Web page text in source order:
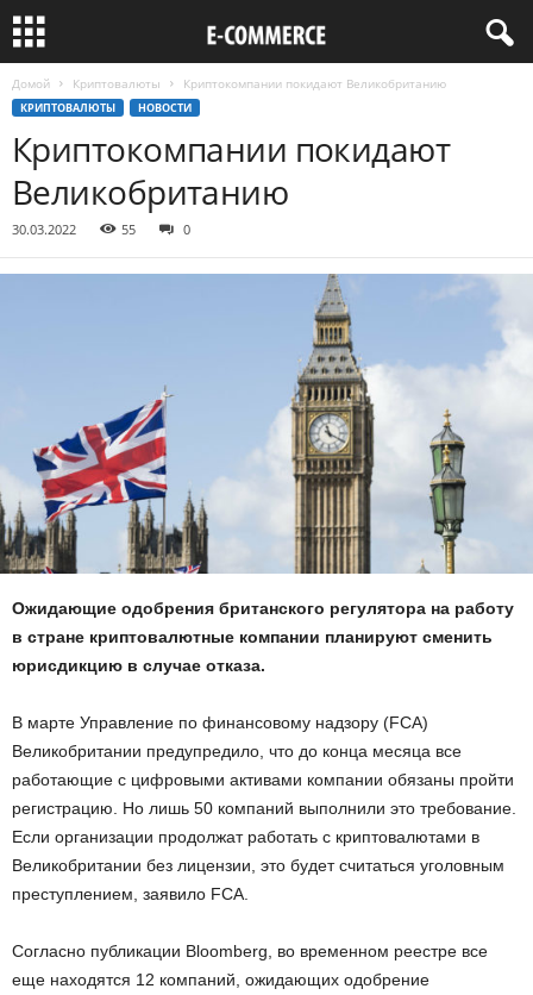
Домой Криптовалюты Криптокомпании покидают Великобританию
КРИПТОВАЛЮТЫ НОВОСТИ
Криптокомпании покидают
Великобританию
30.03.2022 55 0
Ожидающие одобрения британского регулятора на работу
в стране криптовалютные компании планируют сменить
юрисдикцию в случае отказа.
В марте Управление по финансовому надзору (FCA)
Великобритании предупредило, что до конца месяца все
работающие с цифровыми активами компании обязаны пройти
регистрацию. Но лишь 50 компаний выполнили это требование.
Если организации продолжат работать с криптовалютами в
Великобритании без лицензии, это будет считаться уголовным
преступлением, заявило FCA.
Согласно публикации Bloomberg, во временном реестре все
еще находятся 12 компаний, ожидающих одобрение